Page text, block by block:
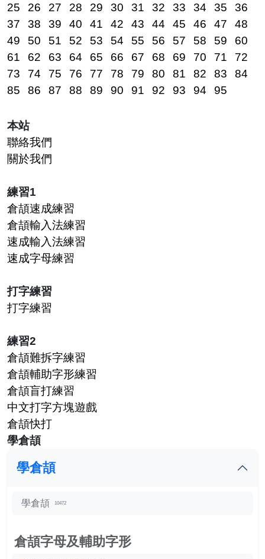
25
26 27 28 29 30 31 32 33 34 35
36
37
38 39 40 41 42 43 44 45 46 47
48
49
50 51 52 53 54 55 56 57 58 59
60
61
62 63 64 65 66 67 68 69 70 71
72
73
74 75 76 77 78 79 80 81 82 83
84
85
86 87 88 89 90 91 92 93 94 95
本站
聯絡我們
關於我們
練習1
倉頡速成練習
倉頡輸入法練習
速成輸入法練習
速成字母練習
打字練習
打字練習
練習2
倉頡難拆字練習
倉頡輔助字形練習
倉頡盲打練習
中文打字方塊遊戲
倉頡快打
學倉頡
學倉頡
學倉頡 10472
倉頡字母及輔助字形